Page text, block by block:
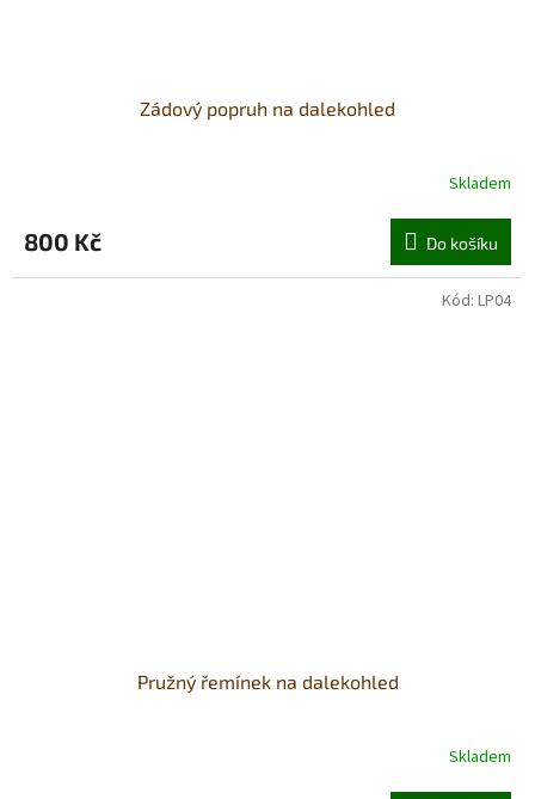
Zádový popruh na dalekohled
Skladem
800 Kč Do košíku
Pružný řemínek na dalekohled
Skladem
Kód: LP04